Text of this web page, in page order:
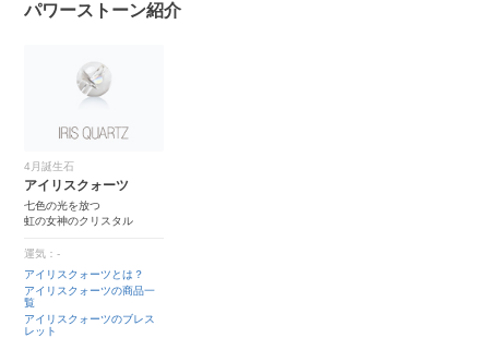
パワーストーン紹介
4月誕生石
アイリスクォーツ
七色の光を放つ
虹の女神のクリスタル
運気：-
アイリスクォーツとは？
アイリスクォーツの商品一
覧
アイリスクォーツのブレス
レット